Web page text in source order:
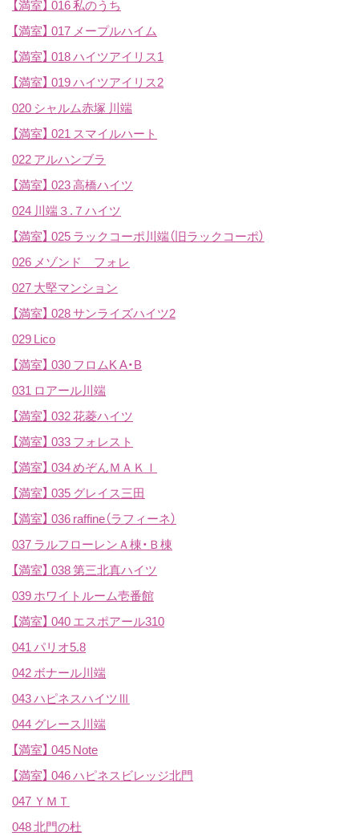
【満室】 016 私のうち
【満室】 017 メープルハイム
【満室】 018 ハイツアイリス1
【満室】 019 ハイツアイリス2
020 シャルム赤塚 川端
【満室】 021 スマイルハート
022 アルハンブラ
【満室】 023 高橋ハイツ
024 川端３.７ハイツ
【満室】 025 ラックコーポ川端（旧ラックコーポ）
026 メゾンド フォレ
027 大堅マンション
【満室】 028 サンライズハイツ2
029 Lico
【満室】 030 フロムK A・B
031 ロアール川端
【満室】 032 花菱ハイツ
【満室】 033 フォレスト
【満室】 034 めぞんＭＡＫＩ
【満室】 035 グレイス三田
【満室】 036 raffine（ラフィーネ）
037 ラルフローレンＡ棟・Ｂ棟
【満室】 038 第三北真ハイツ
039 ホワイトルーム壱番館
【満室】 040 エスポアール310
041 パリオ5.8
042 ボナール川端
043 ハピネスハイツⅢ
044 グレース川端
【満室】 045 Note
【満室】 046 ハピネスビレッジ北門
047 ＹＭＴ
048 北門の杜